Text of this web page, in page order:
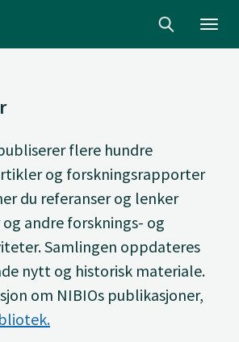
flere hundre
og forskningsrapporter
du referanser og lenker
andre forsknings- og
Samlingen oppdateres
nytt og historisk materiale.
om NIBIOs publikasjoner,